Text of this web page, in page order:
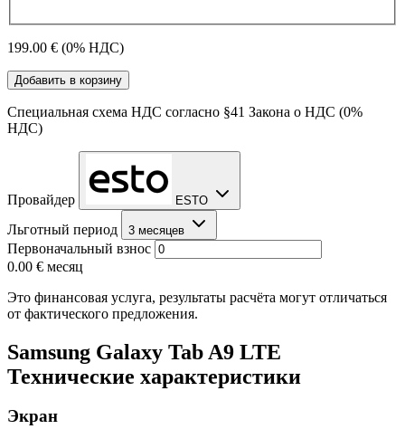
199.00 € (0% НДС)
Добавить в корзину
Специальная схема НДС согласно §41 Закона о НДС (0%
НДС)
Провайдер ESTO
Льготный период 3 месяцев
Первоначальный взнос
0.00 € месяц
Это финансовая услуга, результаты расчёта могут отличаться
от фактического предложения.
Samsung Galaxy Tab A9 LTE
Технические характеристики
Экран